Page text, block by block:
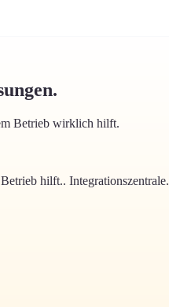
Betrieb wirklich hilft.
hilft.. Integrationszentrale.